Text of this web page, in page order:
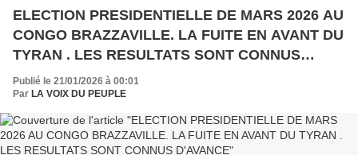
ELECTION PRESIDENTIELLE DE MARS 2026 AU
CONGO BRAZZAVILLE. LA FUITE EN AVANT DU
TYRAN . LES RESULTATS SONT CONNUS
D'AVANCE
Publié le 21/01/2026 à 00:01
Par LA VOIX DU PEUPLE